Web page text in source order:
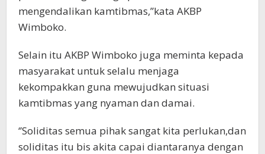
mengendalikan kamtibmas,”kata AKBP
Wimboko.
Selain itu AKBP Wimboko juga meminta kepada
masyarakat untuk selalu menjaga
kekompakkan guna mewujudkan situasi
kamtibmas yang nyaman dan damai.
‘’Soliditas semua pihak sangat kita perlukan,dan
soliditas itu bis akita capai diantaranya dengan